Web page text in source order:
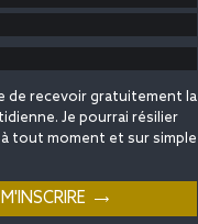
de recevoir gratuitement la
Je pourrai résilier
tout moment et sur simple